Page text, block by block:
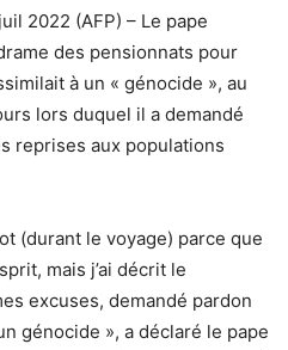
2022 (AFP) – Le pape
des pensionnats pour
à un « génocide », au
lors duquel il a demandé
reprises aux populations
(durant le voyage) parce que
mais j’ai décrit le
excuses, demandé pardon
génocide », a déclaré le pape